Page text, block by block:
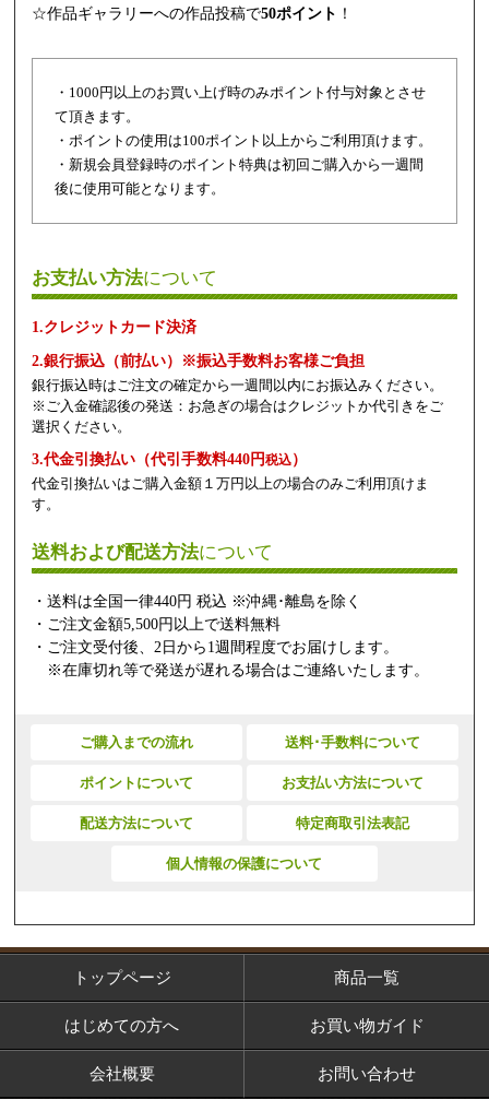
☆作品ギャラリーへの作品投稿で50ポイント ！
・1000円以上のお買い上げ時のみポイント付与対象とさせ
て頂きます。
・ポイントの使用は100ポイント以上からご利用頂けます。
・新規会員登録時のポイント特典は初回ご購入から一週間
後に使用可能となります。
お支払い方法について
1.クレジットカード決済
2.銀行振込（前払い）※振込手数料お客様ご負担
銀行振込時はご注文の確定から一週間以内にお振込みください。
※ご入金確認後の発送：お急ぎの場合はクレジットか代引きをご
選択ください。
3.代金引換払い（代引手数料440円税込）
代金引換払いはご購入金額１万円以上の場合のみご利用頂けま
す。
送料および配送方法について
・送料は全国一律440円 税込 ※沖縄･離島を除く
・ご注文金額5,500円以上で送料無料
・ご注文受付後、2日から1週間程度でお届けします。
※在庫切れ等で発送が遅れる場合はご連絡いたします。
ご購入までの流れ 送料･手数料について
ポイントについて お支払い方法について
配送方法について 特定商取引法表記
個人情報の保護について
トップページ 商品一覧
はじめての方へ お買い物ガイド
会社概要 お問い合わせ